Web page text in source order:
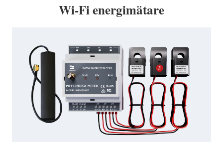
Wi-Fi energimätare